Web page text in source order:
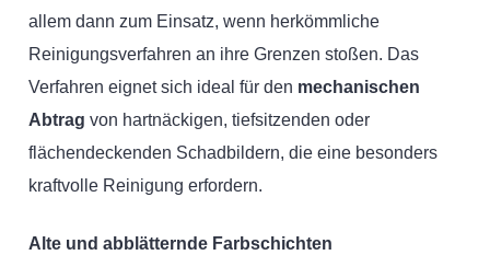
allem dann zum Einsatz, wenn herkömmliche
Reinigungsverfahren an ihre Grenzen stoßen. Das
Verfahren eignet sich ideal für den mechanischen
Abtrag von hartnäckigen, tiefsitzenden oder
flächendeckenden Schadbildern, die eine besonders
kraftvolle Reinigung erfordern.
Alte und abblätternde Farbschichten